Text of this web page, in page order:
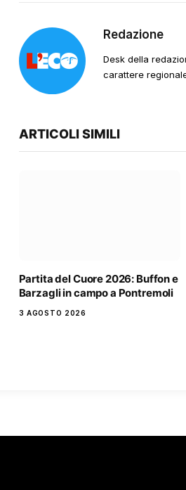
Redazione
Desk della
carattere
ARTICOLI SIMILI
Partita del Cuore 2026: Buffon e
Barzagli in campo a Pontremoli
3 AGOSTO 2026